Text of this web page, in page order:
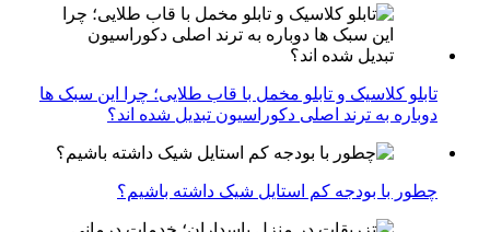
تابلو کلاسیک و تابلو مخمل با قاب طلایی؛ چرا این سبک ها
دوباره به ترند اصلی دکوراسیون تبدیل شده اند؟
چطور با بودجه کم استایل شیک داشته باشیم؟